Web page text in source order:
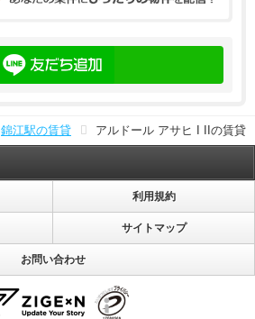
錦江駅の賃貸 アルドール アサヒ I IIの賃貸
利用規約
サイトマップ
お問い合わせ